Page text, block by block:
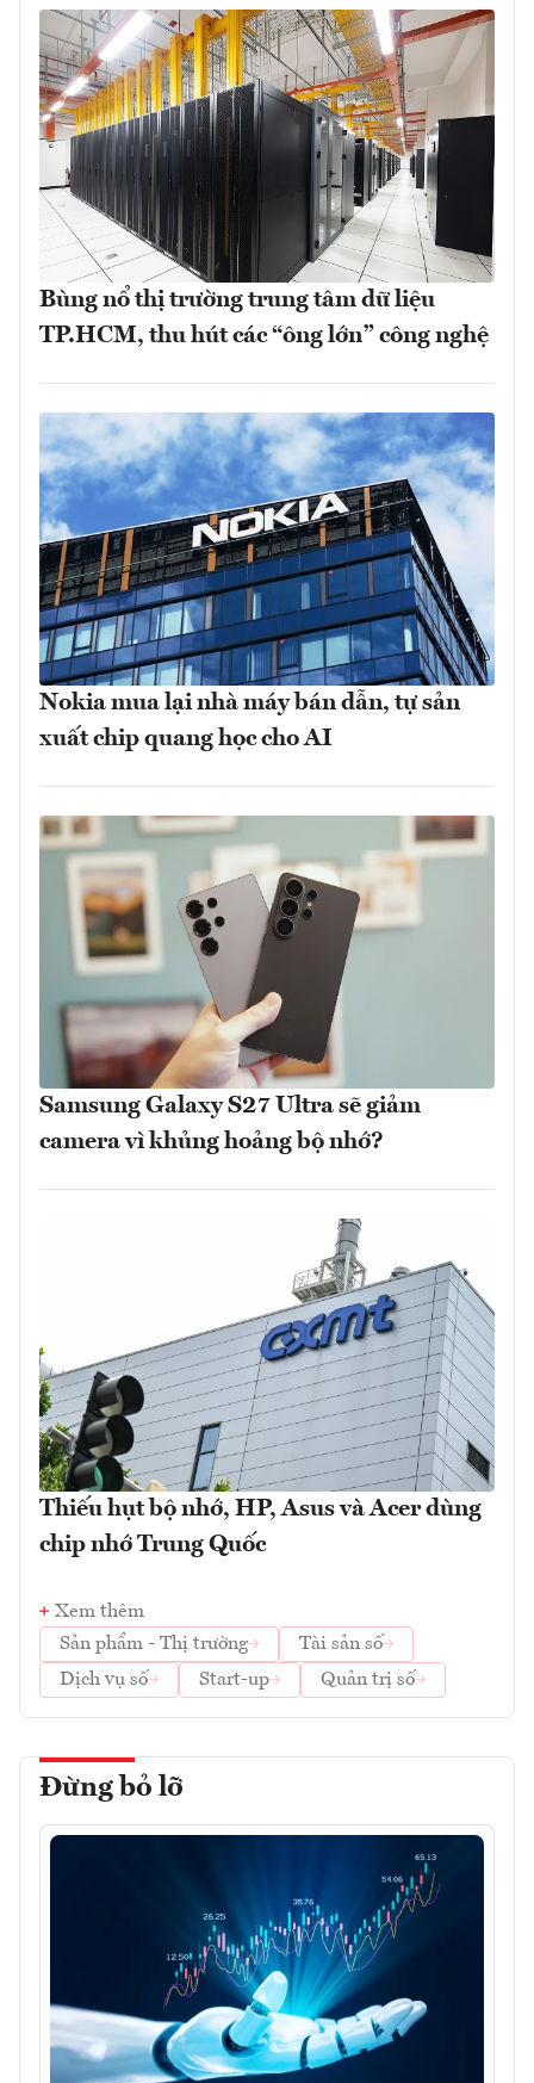
Bùng nổ thị trường trung tâm dữ liệu
TP.HCM, thu hút các “ông lớn” công nghệ
Nokia mua lại nhà máy bán dẫn, tự sản
xuất chip quang học cho AI
Samsung Galaxy S27 Ultra sẽ giảm
camera vì khủng hoảng bộ nhớ?
Thiếu hụt bộ nhớ, HP, Asus và Acer dùng
chip nhớ Trung Quốc
Xem thêm
Sản phẩm - Thị trường
Tài sản số
Dịch vụ số
Start-up Quản trị số
Đừng bỏ lỡ